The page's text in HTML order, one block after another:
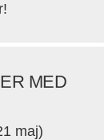
MED
maj)